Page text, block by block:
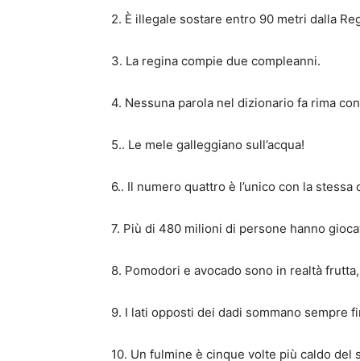
2. È illegale sostare entro 90 metri dalla
3. La regina compie due compleanni.
4. Nessuna parola nel dizionario fa rima
5.. Le mele galleggiano sull’acqua!
6.. Il numero quattro è l’unico con la
7. Più di 480 milioni di persone hanno
8. Pomodori e avocado sono in realtà
9. I lati opposti dei dadi sommano sempre
10. Un fulmine è cinque volte più caldo del